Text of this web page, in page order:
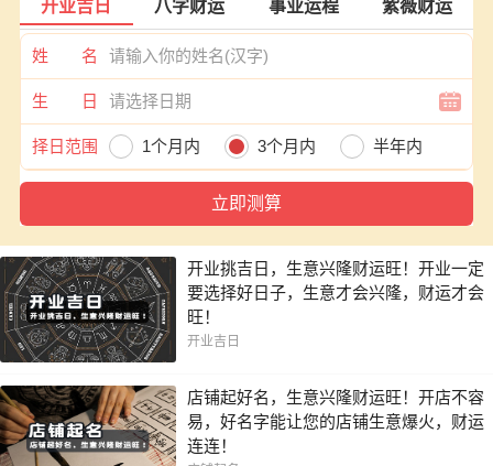
开业吉日 八字财运 事业运程 紫薇财运
姓 名
生 日
择日范围 1个月内 3个月内 半年内
开业挑吉日，生意兴隆财运旺！开业一定
要选择好日子，生意才会兴隆，财运才会
旺！
开业吉日
店铺起好名，生意兴隆财运旺！开店不容
易，好名字能让您的店铺生意爆火，财运
连连！